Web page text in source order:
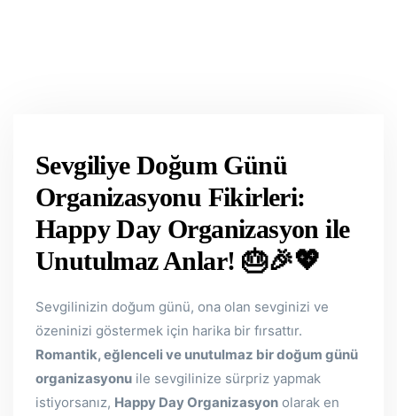
Sevgiliye Doğum Günü
Organizasyonu Fikirleri:
Happy Day Organizasyon ile
Unutulmaz Anlar! 🎂🎉💖
Sevgilinizin doğum günü, ona olan sevginizi ve
özeninizi göstermek için harika bir fırsattır.
Romantik, eğlenceli ve unutulmaz bir doğum günü
organizasyonu ile sevgilinize sürpriz yapmak
istiyorsanız, Happy Day Organizasyon olarak en